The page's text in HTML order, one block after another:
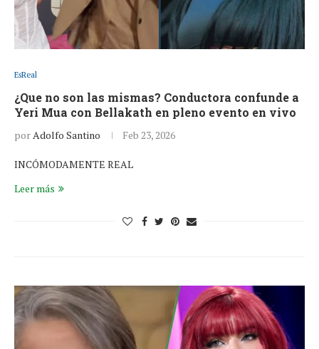
EsReal
¿Que no son las mismas? Conductora confunde a
Yeri Mua con Bellakath en pleno evento en vivo
porAdolfo Santino Feb 23, 2026
INCÓMODAMENTE REAL
Leer más